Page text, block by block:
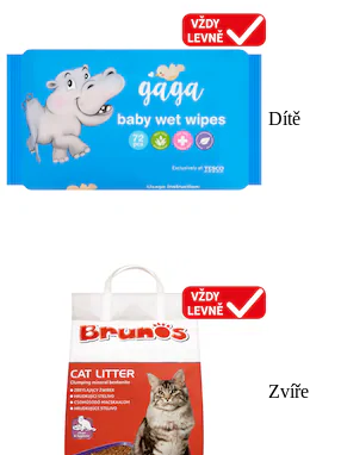
Dítě
Zvíře